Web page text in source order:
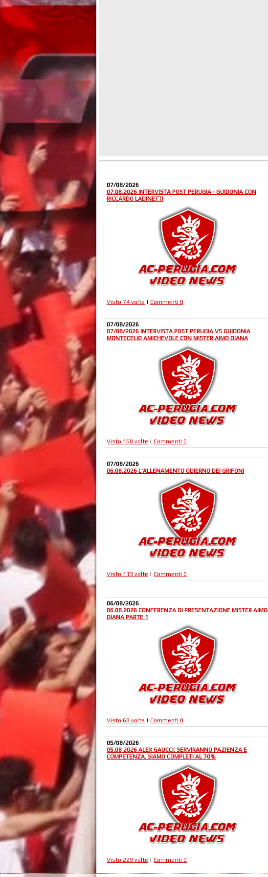
07/08/2026
07.08.2026 INTERVISTA POST PERUGIA - GUIDONIA CON
RICCARDO LADINETTI
Visto 74 volte | Commenti 0
07/08/2026
07/08/2026 INTERVISTA POST PERUGIA VS GUIDONIA
MONTECELIO AMICHEVOLE CON MISTER AIMO DIANA
Visto 160 volte | Commenti 0
07/08/2026
06.08.2026 L'ALLENAMENTO ODIERNO DEI GRIFONI
Visto 113 volte | Commenti 0
06/08/2026
06.08.2026 CONFERENZA DI PRESENTAZIONE MISTER AIMO
DIANA PARTE 1
Visto 68 volte | Commenti 0
05/08/2026
05.08 2026 ALEX GAUCCI: SERVIRANNO PAZIENZA E
COMPETENZA. SIAMO COMPLETI AL 70%
Visto 229 volte | Commenti 0